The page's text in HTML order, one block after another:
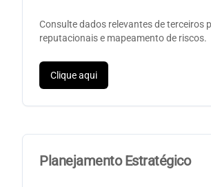
Consulte dados relevantes de terceiros
reputacionais e mapeamento de riscos.
Clique aqui
Planejamento Estratégico